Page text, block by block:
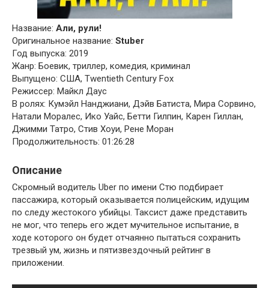
Название: Али, рули!
Оригинальное название: Stuber
Год выпуска: 2019
Жанр: Боевик, триллер, комедия, криминал
Выпущено: США, Twentieth Century Fox
Режиссер: Майкл Даус
В ролях: Кумэйл Нанджиани, Дэйв Батиста, Мира Сорвино,
Натали Моралес, Ико Уайс, Бетти Гилпин, Карен Гиллан,
Джимми Татро, Стив Хоуи, Рене Моран
Продолжительность: 01:26:28
Описание
Скромный водитель Uber по имени Стю подбирает
пассажира, который оказывается полицейским, идущим
по следу жестокого убийцы. Таксист даже представить
не мог, что теперь его ждет мучительное испытание, в
ходе которого он будет отчаянно пытаться сохранить
трезвый ум, жизнь и пятизвездочный рейтинг в
приложении.